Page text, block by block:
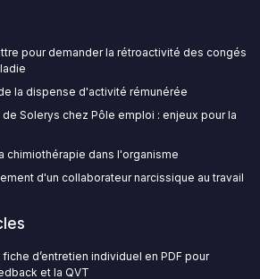
pour demander la rétroactivité des congés
la dispense d'activité rémunérée
Solerys chez Pôle emploi : enjeux pour la
chimiothérapie dans l'organisme
d'un collaborateur narcissique au travail
d’entretien individuel en PDF pour
et la QVT